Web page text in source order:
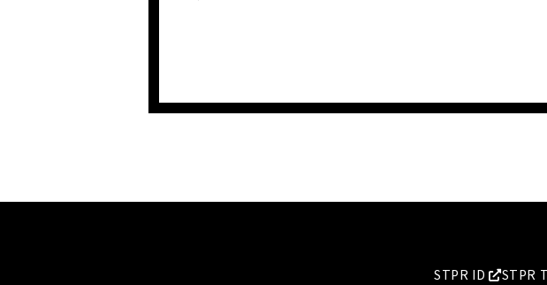
STPR ID STPR